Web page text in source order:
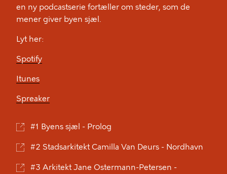
en ny podcastserie fortæller om steder, som de
mener giver byen sjæl.
Lyt her:
Spotify
Itunes
Spreaker
#1 Byens sjæl - Prolog
#2 Stadsarkitekt Camilla Van Deurs - Nordhavn
#3 Arkitekt Jane Ostermann-Petersen -